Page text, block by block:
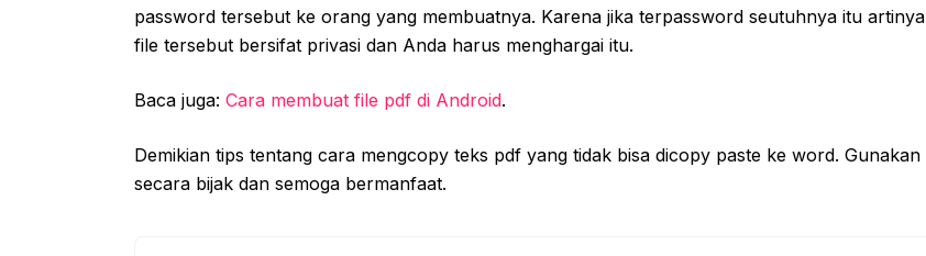
password tersebut ke orang yang membuatnya. Karena jika terpassword seutuhnya itu artinya
file tersebut bersifat privasi dan Anda harus menghargai itu.
Baca juga: Cara membuat file pdf di Android.
Demikian tips tentang cara mengcopy teks pdf yang tidak bisa dicopy paste ke word. Gunakan
secara bijak dan semoga bermanfaat.